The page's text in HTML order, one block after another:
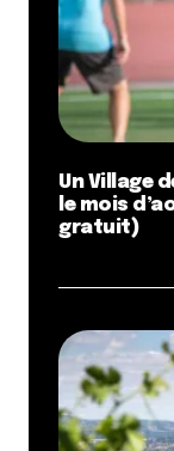
Un Village
le mois
gratuit)